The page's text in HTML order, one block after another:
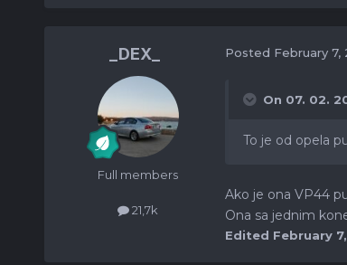
_DEX_
Full members
21,7k
Posted February 7,
On 07. 02.
To je od opela
Ako je ona VP44
Ona sa jednim
Edited February